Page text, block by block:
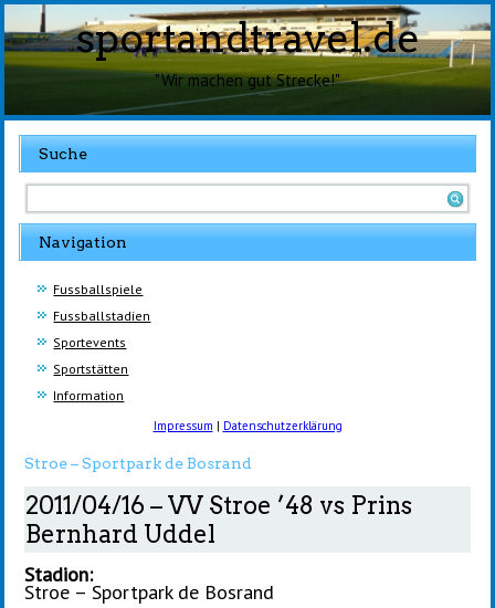
sportandtravel.de
"Wir machen gut Strecke!"
Suche
Navigation
Fussballspiele
Fussballstadien
Sportevents
Sportstätten
Information
Impressum | Datenschutzerklärung
Stroe – Sportpark de Bosrand
2011/04/16 – VV Stroe ’48 vs Prins
Bernhard Uddel
Stadion:
Stroe – Sportpark de Bosrand